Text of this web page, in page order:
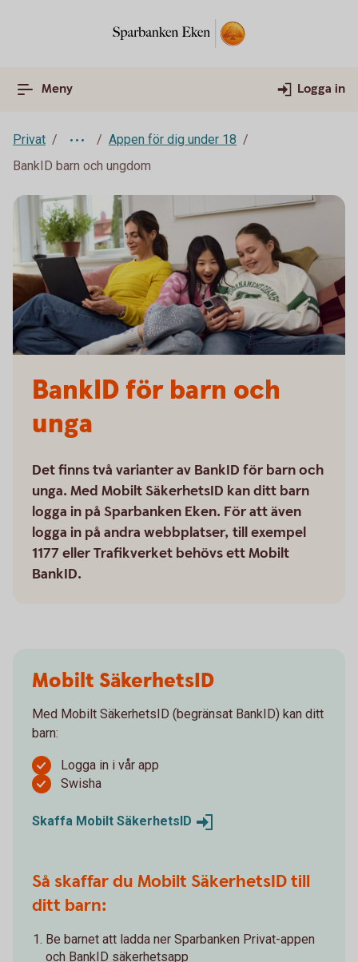
Meny Logga in
Privat
Appen för dig under 18
BankID barn och ungdom
BankID för barn och
unga
Det finns två varianter av BankID för barn och
unga. Med Mobilt SäkerhetsID kan ditt barn
logga in på Sparbanken Eken. För att även
logga in på andra webbplatser, till exempel
1177 eller Trafikverket behövs ett Mobilt
BankID.
Mobilt SäkerhetsID
Med Mobilt SäkerhetsID (begränsat BankID) kan ditt
barn:
Logga in i vår app
Swisha
Skaffa Mobilt SäkerhetsID
Så skaffar du Mobilt SäkerhetsID till
ditt barn:
Be barnet att ladda ner Sparbanken Privat-appen
och BankID säkerhetsapp